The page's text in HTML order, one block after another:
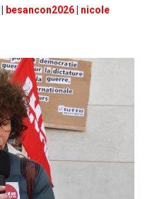
besancon2026
nicole